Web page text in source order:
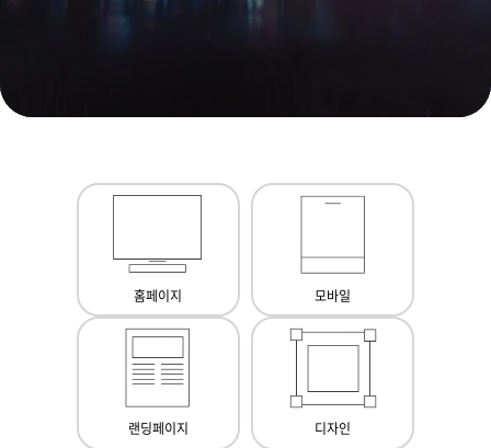
홈페이지 모바일
랜딩페이지 디자인